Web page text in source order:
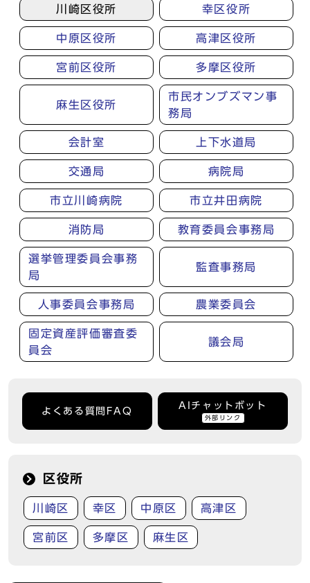
川崎区役所 幸区役所
中原区役所 高津区役所
宮前区役所 多摩区役所
麻生区役所
市民オンブズマン事
務局
会計室 上下水道局
交通局 病院局
市立川崎病院 市立井田病院
消防局 教育委員会事務局
選挙管理委員会事務
局
監査事務局
人事委員会事務局 農業委員会
固定資産評価審査委
員会
議会局
よくある質問FAQ
AIチャットボット
外部リンク
区役所
川崎区 幸区 中原区 高津区
宮前区 多摩区 麻生区